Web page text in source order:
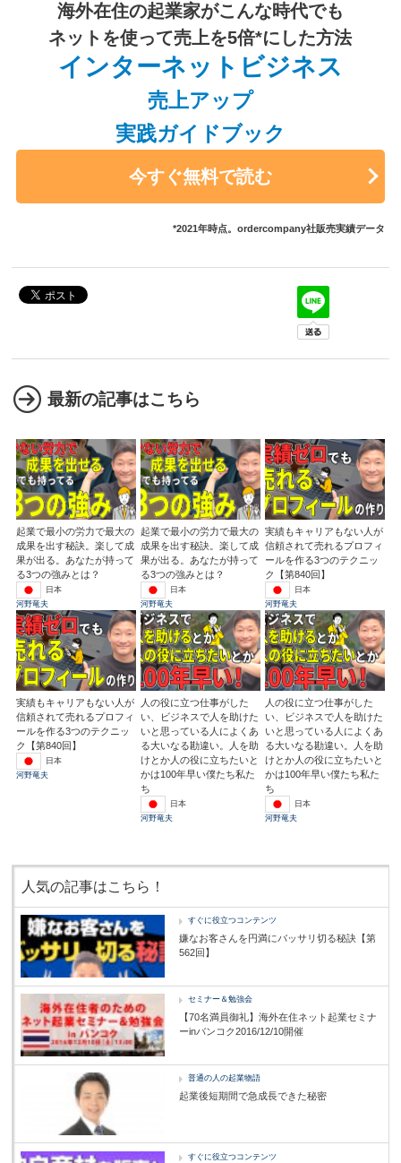
海外在住の起業家がこんな時代でも
ネットを使って売上を5倍*にした方法
インターネットビジネス
売上アップ
実践ガイドブック
今すぐ無料で読む
*2021年時点。ordercompany社販売実績データ
最新の記事はこちら
起業で最小の労力で最大の
成果を出す秘訣。楽して成
果が出る。あなたが持って
る3つの強みとは？
日本
河野竜夫
起業で最小の労力で最大の
成果を出す秘訣。楽して成
果が出る。あなたが持って
る3つの強みとは？
日本
河野竜夫
実績もキャリアもない人が
信頼されて売れるプロフィ
ールを作る3つのテクニッ
ク【第840回】
日本
河野竜夫
実績もキャリアもない人が
信頼されて売れるプロフィ
ールを作る3つのテクニッ
ク【第840回】
日本
河野竜夫
人の役に立つ仕事がした
い、ビジネスで人を助けた
いと思っている人によくあ
る大いなる勘違い。人を助
けとか人の役に立ちたいと
かは100年早い僕たち私た
ち
日本
河野竜夫
人の役に立つ仕事がした
い、ビジネスで人を助けた
いと思っている人によくあ
る大いなる勘違い。人を助
けとか人の役に立ちたいと
かは100年早い僕たち私た
ち
日本
河野竜夫
人気の記事はこちら！
すぐに役立つコンテンツ
嫌なお客さんを円満にバッサリ切る秘訣【第
562回】
セミナー＆勉強会
【70名満員御礼】海外在住ネット起業セミナ
ーinバンコク2016/12/10開催
普通の人の起業物語
起業後短期間で急成長できた秘密
すぐに役立つコンテンツ